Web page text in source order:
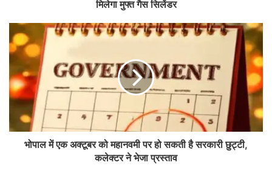
मिलेगा मुफ्त गैस सिलेंडर
भोपाल में एक अक्टूबर को महानवमी पर हो सकती है सरकारी छुट्टी,
कलेक्टर ने भेजा प्रस्ताव